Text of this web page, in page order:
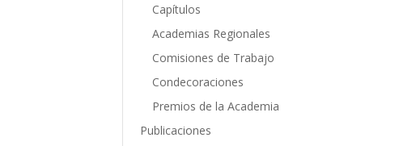
Capítulos
Academias Regionales
Comisiones de Trabajo
Condecoraciones
Premios de la Academia
Publicaciones